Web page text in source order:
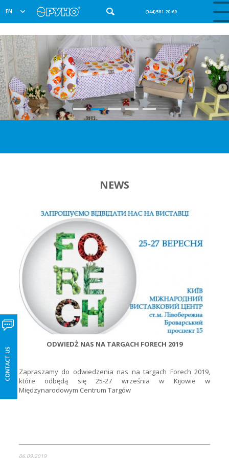
EN (044) 581-20-60
NEWS
ODWIEDŻ NAS NA TARGACH FORECH 2019
Zapraszamy do odwiedzenia nas na targach Forech 2019,
które odbędą się 25-27 września w Kijowie w
Międzynarodowym Centrum Targów
06.09.2019